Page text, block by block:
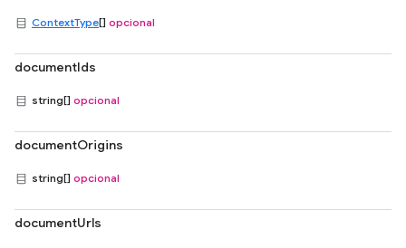
ContextType[] opcional
documentIds
string[] opcional
documentOrigins
string[] opcional
documentUrls